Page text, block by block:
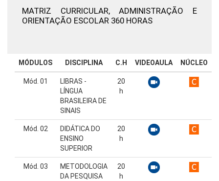
MATRIZ CURRICULAR,ADMINISTRAÇÃO E
ORIENTAÇÃO ESCOLAR 360 HORAS
MÓDULOS DISCIPLINA C.H VIDEOAULA NÚCLEO
Mód. 01
LIBRAS -
LÍNGUA
BRASILEIRA DE
SINAIS
20
h
Mód. 02
DIDÁTICA DO
ENSINO
SUPERIOR
20
h
Mód. 03
METODOLOGIA
DA PESQUISA
20
h